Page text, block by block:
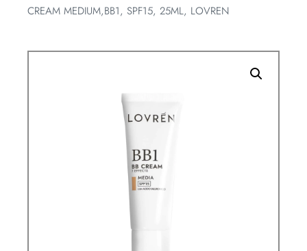
CREAM MEDIUM,BB1, SPF15, 25ML, LOVREN